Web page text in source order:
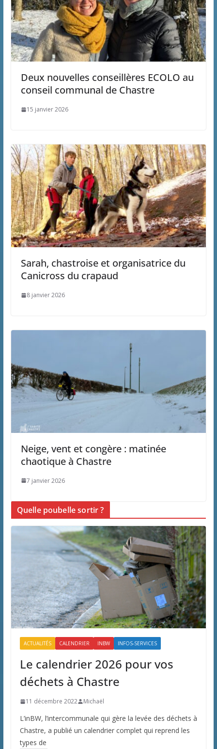
Deux nouvelles conseillères ECOLO au
conseil communal de Chastre
15 janvier 2026
Sarah, chastroise et organisatrice du
Canicross du crapaud
8 janvier 2026
Neige, vent et congère : matinée
chaotique à Chastre
7 janvier 2026
Quelle poubelle sortir ?
ACTUALITÉS CALENDRIER INBW INFOS-SERVICES
Le calendrier 2026 pour vos
déchets à Chastre
11 décembre 2022 Michaël
L’inBW, l’intercommunale qui gère la levée des déchets à
Chastre, a publié un calendrier complet qui reprend les
types de